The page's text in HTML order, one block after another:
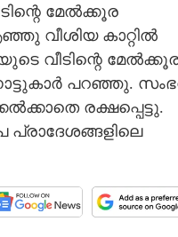
മേൽക്കൂര
വീശിയ കാറ്റിൽ
വീടിന്റെ
പറഞ്ഞു.
രക്ഷപ്പെട്ടു.